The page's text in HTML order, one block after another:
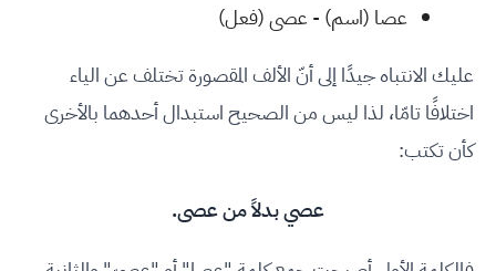
عصا (اسم) - عصى (فعل)
عليك الانتباه جيدًا إلى أنّ الألف المقصورة تختلف عن الياء
اختلافًا تامّا، لذا ليس من الصحيح استبدال أحدهما بالأخرى
كأن تكتب:
عصي بدلاً من عصى.